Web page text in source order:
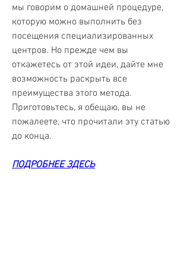
мы говорим о домашней процедуре,
которую можно выполнить без
посещения специализированных
центров. Но прежде чем вы
откажетесь от этой идеи, дайте мне
возможность раскрыть все
преимущества этого метода.
Приготовьтесь, я обещаю, вы не
пожалеете, что прочитали эту статью
до конца.
ПОДРОБНЕЕ ЗДЕСЬ